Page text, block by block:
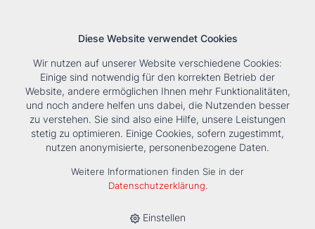
Tools Unternehmen Karriere KontaktSuche
‹ Zurück
Anfrage
Diese Website verwendet Cookies
Wir nutzen auf unserer Website verschiedene Cookies:
Einige sind notwendig für den korrekten Betrieb der
Website, andere ermöglichen Ihnen mehr Funktionalitäten,
und noch andere helfen uns dabei, die Nutzenden besser
zu verstehen. Sie sind also eine Hilfe, unsere Leistungen
stetig zu optimieren. Einige Cookies, sofern zugestimmt,
nutzen anonymisierte, personenbezogene Daten.
Weitere Informationen finden Sie in der
Datenschutzerklärung.
Einstellen